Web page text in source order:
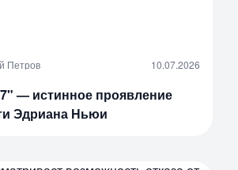
Петров 10.07.2026
— истинное проявление
Эдриана Ньюи